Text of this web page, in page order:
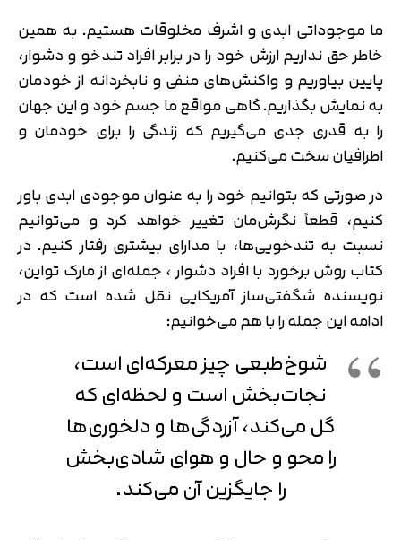
ما موجوداتی ابدی و اشرف مخلوقات هستیم. به همین
خاطر حق نداریم ارزش خود را در برابر افراد تندخو و دشوار،
پایین بیاوریم و واکنش‌های منفی و نابخردانه از خودمان
به نمایش بگذاریم. گاهی مواقع ما جسم خود و این جهان
را به قدری جدی می‌گیریم که زندگی را برای خودمان و
اطرافیان سخت می‌کنیم.
در صورتی که بتوانیم خود را به عنوان موجودی ابدی باور
کنیم، قطعاً نگرش‌مان تغییر خواهد کرد و می‌توانیم
نسبت به تندخویی‌ها، با مدارای بیشتری رفتار کنیم. در
کتاب روش برخورد با افراد دشوار ، جمله‌ای از مارک تواین،
نویسنده شگفتی‌ساز آمریکایی نقل شده است که در
ادامه این جمله را با هم می‌خوانیم:
شوخ‌طبعی چیز معرکه‌ای است،
نجات‌بخش است و لحظه‌ای که
گل می‌کند، آزردگی‌ها و دلخوری‌ها
را محو و حال و هوای شادی‌بخش
را جایگزین آن می‌کند.
تایید کد
دریافت مجدد کد:00:59
متوجه شدم